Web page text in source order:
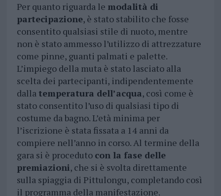
Per quanto riguarda le modalità di
partecipazione, è stato stabilito che fosse
consentito qualsiasi stile di nuoto, mentre
non è stato ammesso l’utilizzo di attrezzature
come pinne, guanti palmati e palette.
L’impiego della muta è stato lasciato alla
scelta dei partecipanti, indipendentemente
dalla temperatura dell’acqua, così come è
stato consentito l’uso di qualsiasi tipo di
costume da bagno. L’età minima per
l’iscrizione è stata fissata a 14 anni da
compiere nell’anno in corso. Al termine della
gara si è proceduto con la fase delle
premiazioni, che si è svolta direttamente
sulla spiaggia di Pittulongu, completando così
il programma della manifestazione.